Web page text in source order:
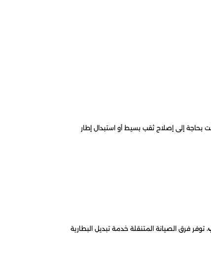
بحاجة إلى إصلاح ثقب بسيط أو استبدال إطار
، توفر فرق الصيانة المتنقلة خدمة تبديل البطارية